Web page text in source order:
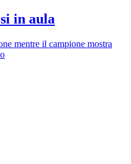
in aula
mentre il campione mostra